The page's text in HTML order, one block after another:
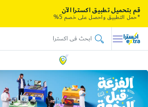
قم بتحميل تطبيق اكسترا الآن
*حمل التطبيق واحصل على خصم 5%